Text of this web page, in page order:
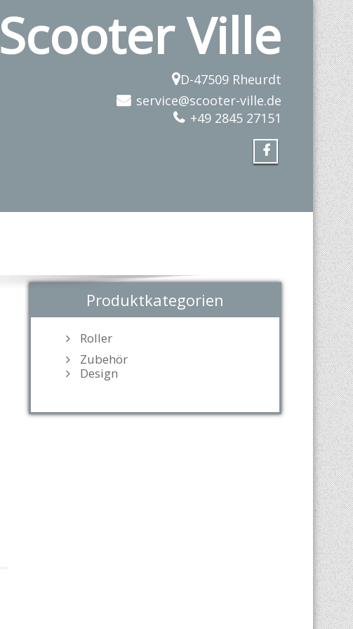
Scooter Ville
D-47509 Rheurdt
service@scooter-ville.de
+49 2845 27151
Produktkategorien
Roller
Zubehör
Design